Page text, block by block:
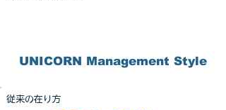
UNICORN Management Style
従来の在り方